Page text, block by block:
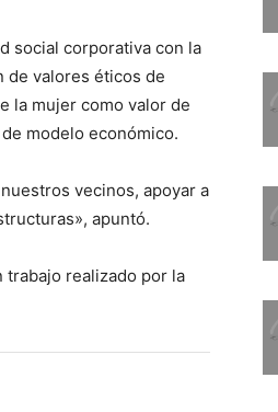
social corporativa con la
de valores éticos de
la mujer como valor de
modelo económico.
vecinos, apoyar a
apuntó.
trabajo realizado por la